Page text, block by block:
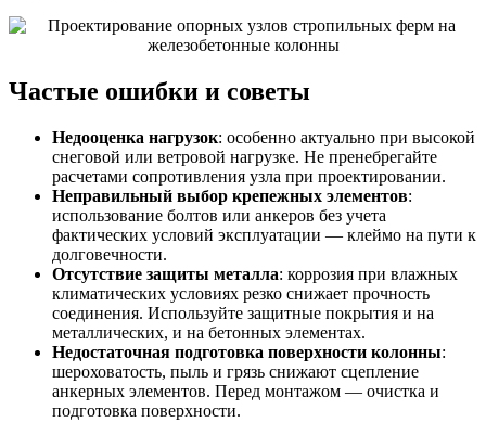
Частые ошибки и советы
Недооценка нагрузок: особенно актуально при высокой
снеговой или ветровой нагрузке. Не пренебрегайте
расчетами сопротивления узла при проектировании.
Неправильный выбор крепежных элементов:
использование болтов или анкеров без учета
фактических условий эксплуатации — клеймо на пути к
долговечности.
Отсутствие защиты металла: коррозия при влажных
климатических условиях резко снижает прочность
соединения. Используйте защитные покрытия и на
металлических, и на бетонных элементах.
Недостаточная подготовка поверхности колонны:
шероховатость, пыль и грязь снижают сцепление
анкерных элементов. Перед монтажом — очистка и
подготовка поверхности.